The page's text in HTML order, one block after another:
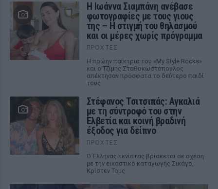
H Ιωάννα Σιαμπάνη ανέβασε
φωτογραφίες με τους γιους
της – Η στιγμή του θηλασμού
και οι μέρες χωρίς πρόγραμμα
ΠΡΟΧΤΈΣ
Η πρώην παίκτρια του «My Style Rocks»
και ο Τζίμης Σταθοκωστόπουλος
απέκτησαν πρόσφατα το δεύτερο παιδί
τους
Στέφανος Τσιτσιπάς: Αγκαλιά
με τη σύντροφό του στην
Ελβετία και κοινή βραδινή
έξοδος για δείπνο
ΠΡΟΧΤΈΣ
Ο Έλληνας τενίστας βρίσκεται σε σχέση
με την εικαστικό καταγωγής Σικάγο,
Κρίστεν Τομς